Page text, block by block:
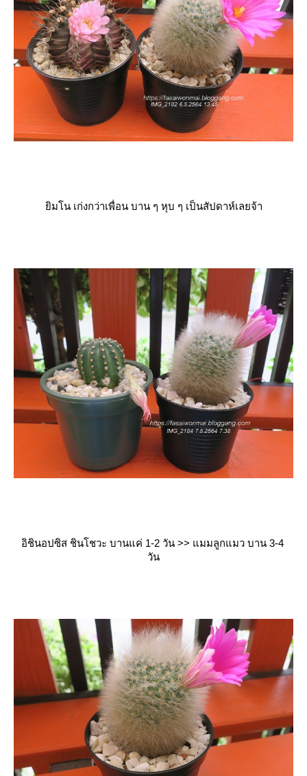
ิมโน เก่งกว่าเพื่อน บาน ๆ หุบ ๆ เป็นสัปดาห์เลยจ้า
อิชินอปซิส ชินโชวะ บานแค่ 1-2 วัน >> แมมลูกแมว บาน 3-4
วัน